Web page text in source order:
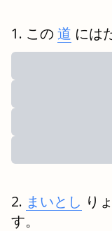
この 道 には
まいとし り
す。